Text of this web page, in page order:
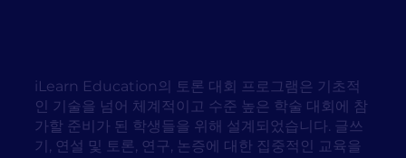
iLearn Education의 토론 대회 프로그램은 기초적
인 기술을 넘어 체계적이고 수준 높은 학술 대회에 참
가할 준비가 된 학생들을 위해 설계되었습니다. 글쓰
기, 연설 및 토론, 연구, 논증에 대한 집중적인 교육을